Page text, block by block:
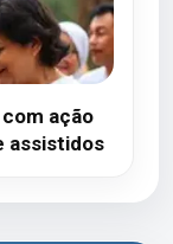
ação
assistidos